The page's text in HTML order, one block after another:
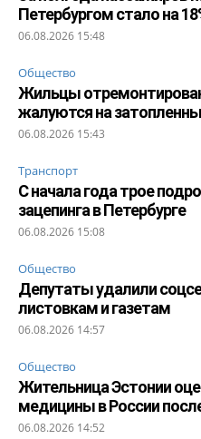
Петербургом стало на
06.08.2026 15:48
Общество
Жильцы
жалуются на
06.08.2026 15:43
Транспорт
С начала года трое
зацепинга в Петербурге
06.08.2026 15:08
Общество
Депутаты удалили
листовкам и газетам
06.08.2026 14:57
Общество
Жительница Эстонии
медицины в России
06.08.2026 14:52